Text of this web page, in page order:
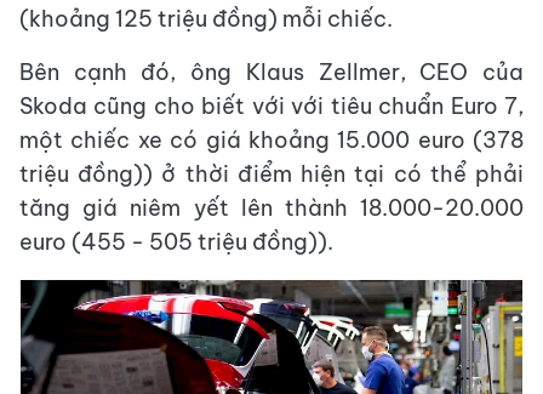
(khoảng 125 triệu đồng) mỗi chiếc.
Bên cạnh đó, ông Klaus Zellmer, CEO của
Skoda cũng cho biết với với tiêu chuẩn Euro 7,
một chiếc xe có giá khoảng 15.000 euro (378
triệu đồng)) ở thời điểm hiện tại có thể phải
tăng giá niêm yết lên thành 18.000-20.000
euro (455 - 505 triệu đồng)).